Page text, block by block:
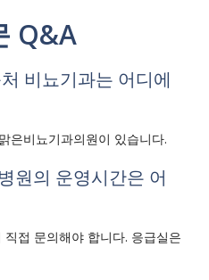
Q&A
비뇨기과는 어디에
은비뇨기과의원이 있습니다.
원의 운영시간은 어
접 문의해야 합니다. 응급실은